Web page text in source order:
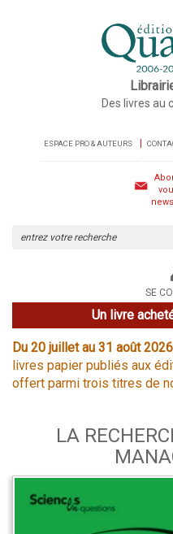
Des livres au
ESPACE PRO & AUTEURS
SE
Un livre
Du 20 juillet au 31 août 2026
livres papier publiés aux
offert parmi trois titres de
LA